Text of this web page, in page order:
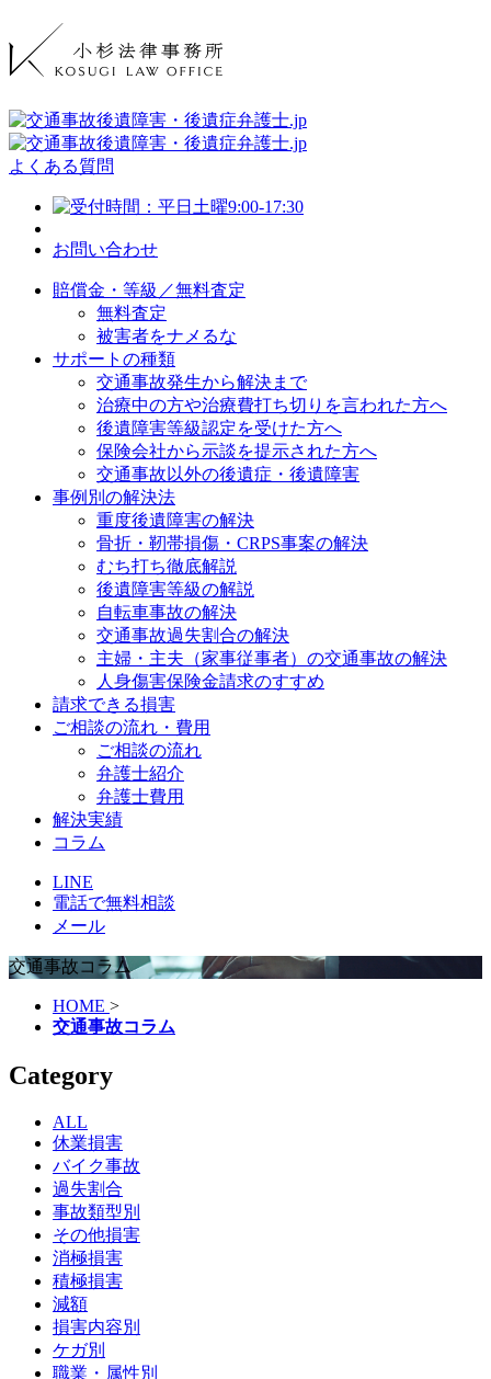
よくある質問
お問い合わせ
賠償金・等級／無料査定
無料査定
被害者をナメるな
サポートの種類
交通事故発生から解決まで
治療中の方や治療費打ち切りを言われた方へ
後遺障害等級認定を受けた方へ
保険会社から示談を提示された方へ
交通事故以外の後遺症・後遺障害
事例別の解決法
重度後遺障害の解決
骨折・靭帯損傷・CRPS事案の解決
むち打ち徹底解説
後遺障害等級の解説
自転車事故の解決
交通事故過失割合の解決
主婦・主夫（家事従事者）の交通事故の解決
人身傷害保険金請求のすすめ
請求できる損害
ご相談の流れ・費用
ご相談の流れ
弁護士紹介
弁護士費用
解決実績
コラム
LINE
電話で無料相談
メール
交通事故コラム
HOME >
交通事故コラム
Category
ALL
休業損害
バイク事故
過失割合
事故類型別
その他損害
消極損害
積極損害
減額
損害内容別
ケガ別
職業・属性別